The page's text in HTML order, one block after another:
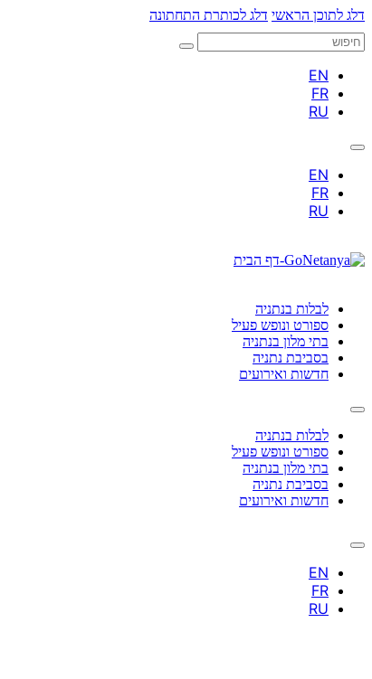
דלג לתוכן הראשי דלג לכותרת התחתונה
חיפוש
לבלות בנתניה
ספורט ונופש פעיל
בתי מלון בנתניה
בסביבת נתניה
חדשות ואירועים
לבלות בנתניה
ספורט ונופש פעיל
בתי מלון בנתניה
בסביבת נתניה
חדשות ואירועים